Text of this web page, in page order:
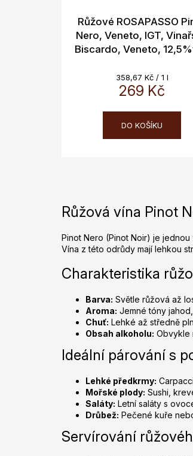
Růžové ROSAPASSO
Nero, Veneto, IGT,
Biscardo, Veneto,
269 Kč
Měrná
cena:
358,67 Kč / 1 l
DO KOŠÍKU
Růžová vína Pinot
Pinot Nero (Pinot Noir) je
Vína z této odrůdy mají lehkou
Charakteristika
Barva: Světle růžová až
Aroma: Jemné tóny
Chuť: Lehké až středně
Obsah alkoholu: Obvykle
Ideální párování s
Lehké předkrmy:
Mořské plody: Sushi,
Saláty: Letní saláty s
Drůbež: Pečené kuře
Servírování